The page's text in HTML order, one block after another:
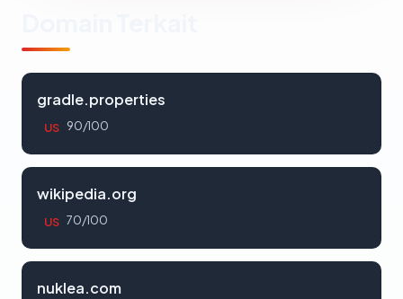
gradle.properties
US 90/100
wikipedia.org
US 70/100
nuklea.com